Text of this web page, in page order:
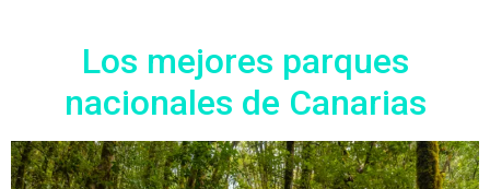
Los mejores parques
nacionales de Canarias